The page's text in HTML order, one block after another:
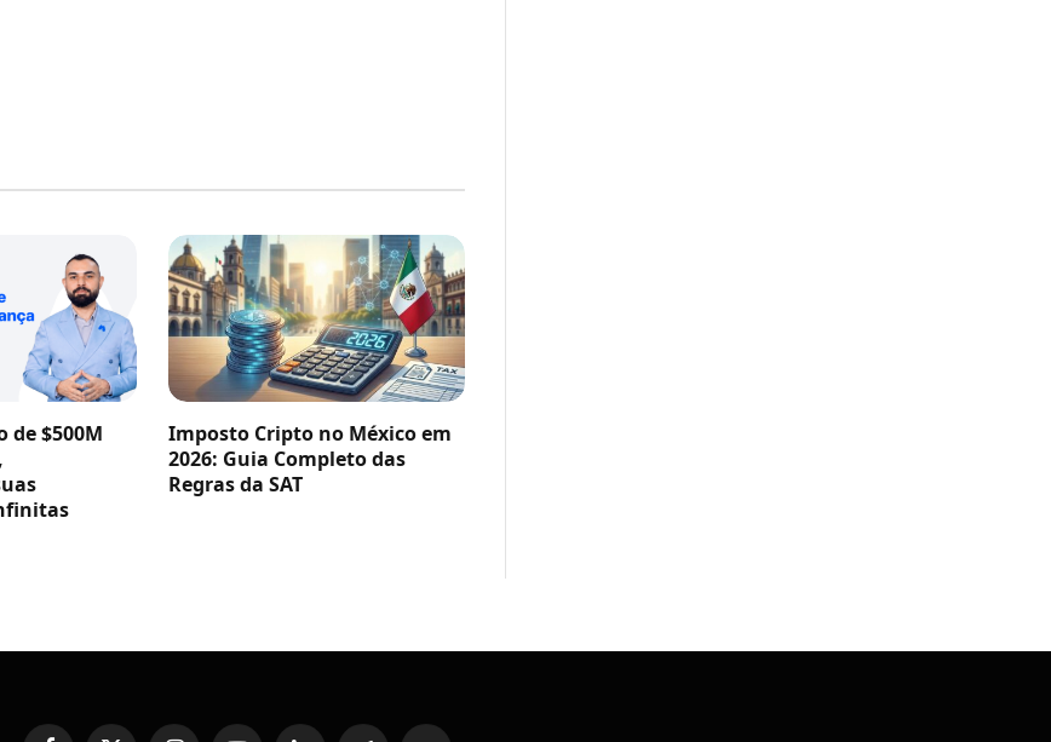
de $500M
Imposto Cripto no México em
2026: Guia Completo das
Regras da SAT